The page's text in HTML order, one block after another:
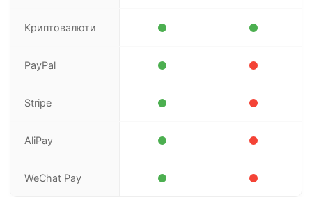
Криптовалюти
PayPal
Stripe
AliPay
WeChat Pay